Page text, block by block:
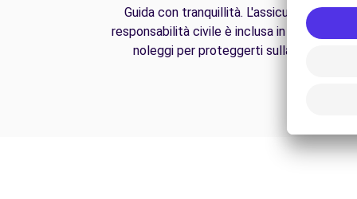
Guida con tranquillità. L'assicurazione di
responsabilità civile è inclusa in tutti i nostri
noleggi per proteggerti sulla strada.